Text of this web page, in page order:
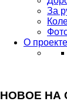
За
О проекте
НОВОЕ НА